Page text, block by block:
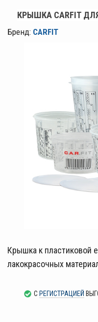
КРЫШКА CARFIT
Бренд: CARFIT
Крышка к пластиковой
лакокрасочных
С РЕГИСТРАЦИЕЙ